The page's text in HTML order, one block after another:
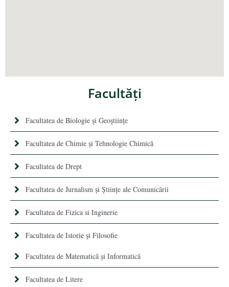
Facultăţi
Facultatea de Biologie și Geoștiințe
Facultatea de Chimie şi Tehnologie Chimică
Facultatea de Drept
Facultatea de Jurnalism şi Ştiinţe ale Comunicării
Facultatea de Fizica si Inginerie
Facultatea de Istorie şi Filosofie
Facultatea de Matematică şi Informatică
Facultatea de Litere